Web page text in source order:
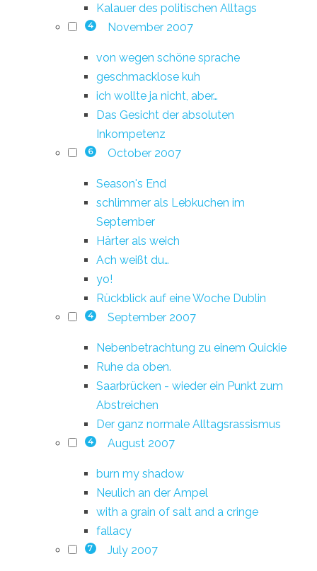
Kalauer des politischen Alltags
4 November 2007
von wegen schöne sprache
geschmacklose kuh
ich wollte ja nicht, aber…
Das Gesicht der absoluten
Inkompetenz
6 October 2007
Season's End
schlimmer als Lebkuchen im
September
Härter als weich
Ach weißt du…
yo!
Rückblick auf eine Woche Dublin
4 September 2007
Nebenbetrachtung zu einem Quickie
Ruhe da oben.
Saarbrücken - wieder ein Punkt zum
Abstreichen
Der ganz normale Alltagsrassismus
4 August 2007
burn my shadow
Neulich an der Ampel
with a grain of salt and a cringe
fallacy
7 July 2007